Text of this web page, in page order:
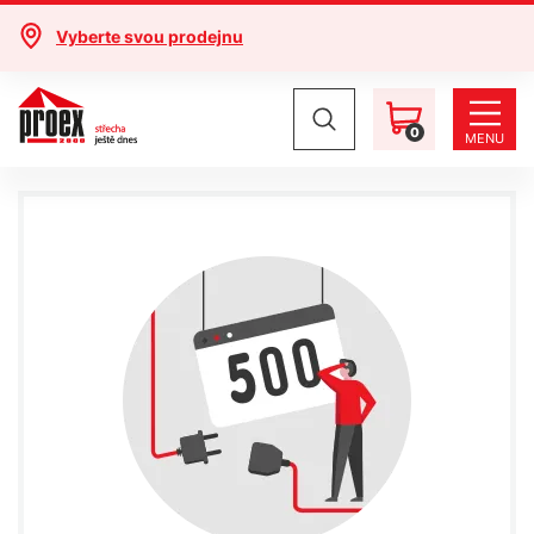
Vyberte svou prodejnu
0 MENU